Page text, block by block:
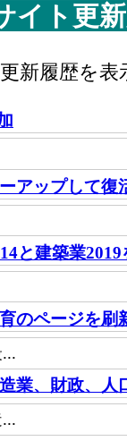
イト更
新履歴を表
アップして復
と建築業2019
のページを刷
業、財政、人